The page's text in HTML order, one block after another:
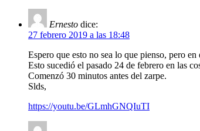
Ernesto dice:
27 febrero 2019 a las 18:48
Espero que esto no sea lo que pienso, pero
Esto sucedió el pasado 24 de febrero en las
Comenzó 30 minutos antes del zarpe.
Slds,
https://youtu.be/GLmhGNQIuTI